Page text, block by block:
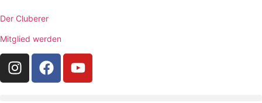
Der Cluberer
Mitglied werden